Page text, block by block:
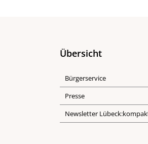
Übersicht
Bürgerservice
Presse
Newsletter